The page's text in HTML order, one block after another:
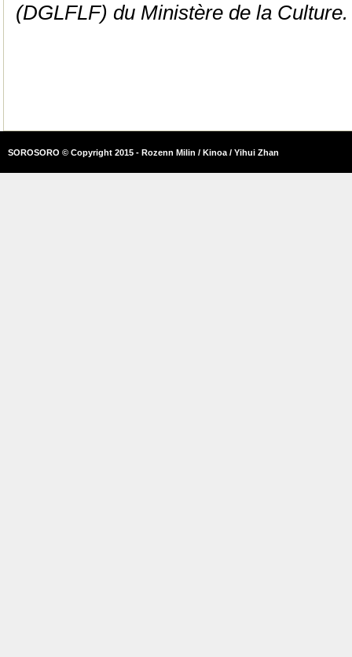
(DGLFLF) du Ministère de la Culture.
SOROSORO © Copyright 2015 - Rozenn Milin / Kinoa / Yihui Zhan